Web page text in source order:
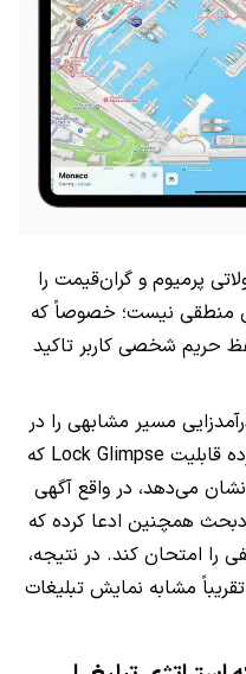
پرمیوم و گران‌قیمت را
منطقی نیست؛ خصوصاً که
حریم شخصی کاربر تاکید
مسیر مشابهی را در
پیش گرفته است. این برند اعلام کرده قابلیت Lock Glimpse که
می‌دهد، در واقع آگهی
همچنین ادعا کرده که
را امتحان کند. در نتیجه،
مشابه نمایش تبلیغات